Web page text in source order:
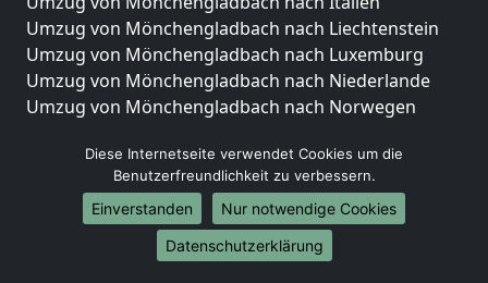
Umzug von Mönchengladbach nach Liechtenstein
Umzug von Mönchengladbach nach Luxemburg
Umzug von Mönchengladbach nach Niederlande
Umzug von Mönchengladbach nach Norwegen
Umzüge-Deutschlandweit
Umzug von Mönchengladbach nach Berlin
Umzug von Mönchengladbach nach Hamburg
Umzug von Mönchengladbach nach München
Umzug von Mönchengladbach nach Köln
Diese Internetseite verwendet Cookies um die
Benutzerfreundlichkeit zu verbessern.
Einverstanden
Nur notwendige Cookies
Datenschutzerklärung